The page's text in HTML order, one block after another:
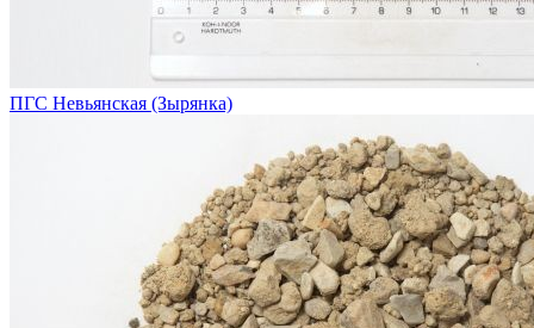
ПГС Невьянская (Зырянка)